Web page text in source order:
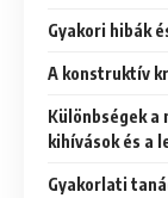
Gyakori hibák
A konstruktív
Különbségek
kihívások és a
Gyakorlati